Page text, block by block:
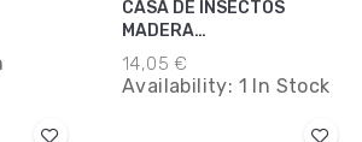
CASA DE INSECTOS
MADERA
L14XW9XH90CM
14,05 €
Availability: 1 In Stock